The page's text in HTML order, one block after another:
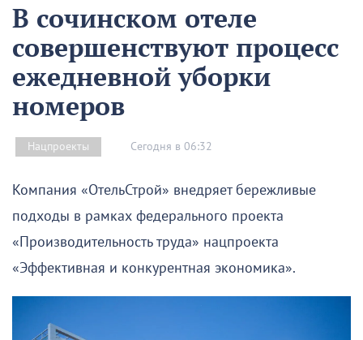
В сочинском отеле
совершенствуют процесс
ежедневной уборки
номеров
Нацпроекты Сегодня в 06:32
Компания «ОтельСтрой» внедряет бережливые
подходы в рамках федерального проекта
«Производительность труда» нацпроекта
«Эффективная и конкурентная экономика».